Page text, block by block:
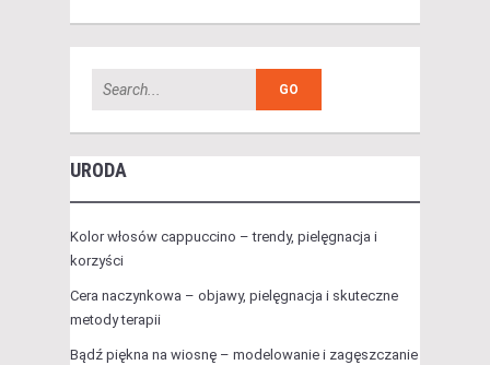
URODA
Kolor włosów cappuccino – trendy, pielęgnacja i
korzyści
Cera naczynkowa – objawy, pielęgnacja i skuteczne
metody terapii
Bądź piękna na wiosnę – modelowanie i zagęszczanie